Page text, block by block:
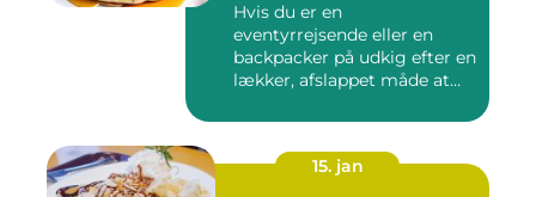
Hvis du er en
eventyrrejsende eller en
backpacker på udkig efter en
lækker, afslappet måde at
15. jan